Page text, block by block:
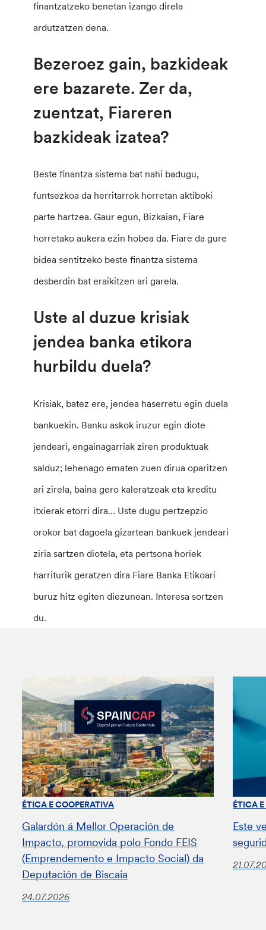
finantzatzeko benetan izango direla
ardutzatzen dena.
Bezeroez gain, bazkideak
ere bazarete. Zer da,
zuentzat, Fiareren
bazkideak izatea?
Beste finantza sistema bat nahi badugu,
funtsezkoa da herritarrok horretan aktiboki
parte hartzea. Gaur egun, Bizkaian, Fiare
horretako aukera ezin hobea da. Fiare da gure
bidea sentitzeko beste finantza sistema
desberdin bat eraikitzen ari garela.
Uste al duzue krisiak
jendea banka etikora
hurbildu duela?
Krisiak, batez ere, jendea haserretu egin duela
bankuekin. Banku askok iruzur egin diote
jendeari, engainagarriak ziren produktuak
salduz; lehenago ematen zuen dirua oparitzen
ari zirela, baina gero kaleratzeak eta kreditu
itxierak etorri dira… Uste dugu pertzepzio
orokor bat dagoela gizartean bankuek jendeari
ziria sartzen diotela, eta pertsona horiek
harriturik geratzen dira Fiare Banka Etikoari
buruz hitz egiten diezunean. Interesa sortzen
du.
ÉTICA E COOPERATIVA
Galardón á Mellor Operación de
Impacto, promovida polo Fondo FEIS
(Emprendemento e Impacto Social) da
Deputación de Biscaia
24.07.2026
ÉTICA
Este